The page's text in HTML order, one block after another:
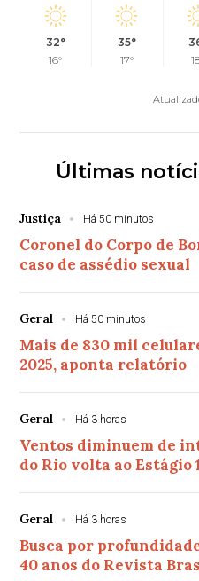
32°
16°
35°
17°
Últimas
Justiça Há 50 minutos
Coronel do Corpo de
caso de assédio sexual
Geral Há 50 minutos
Mais de 830 mil
2025, aponta relatório
Geral Há 3 horas
Ventos diminuem de
do Rio volta ao Estágio
Geral Há 3 horas
Busca por
40 anos do Revista